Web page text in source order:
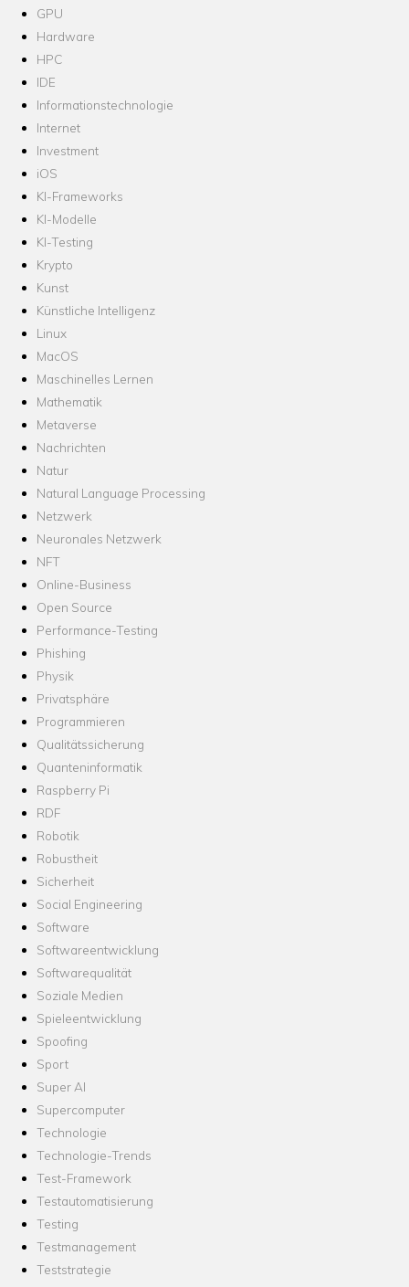
GPU
Hardware
HPC
IDE
Informationstechnologie
Internet
Investment
iOS
KI-Frameworks
KI-Modelle
KI-Testing
Krypto
Kunst
Künstliche Intelligenz
Linux
MacOS
Maschinelles Lernen
Mathematik
Metaverse
Nachrichten
Natur
Natural Language Processing
Netzwerk
Neuronales Netzwerk
NFT
Online-Business
Open Source
Performance-Testing
Phishing
Physik
Privatsphäre
Programmieren
Qualitätssicherung
Quanteninformatik
Raspberry Pi
RDF
Robotik
Robustheit
Sicherheit
Social Engineering
Software
Softwareentwicklung
Softwarequalität
Soziale Medien
Spieleentwicklung
Spoofing
Sport
Super AI
Supercomputer
Technologie
Technologie-Trends
Test-Framework
Testautomatisierung
Testing
Testmanagement
Teststrategie